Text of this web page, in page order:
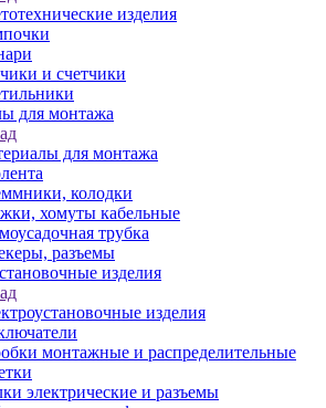
изделия
и счетчики
для монтажа
для монтажа
колодки
хомуты кабельные
трубка
разъемы
изделия
изделия
монтажные и распределительные
электрические и разъемы